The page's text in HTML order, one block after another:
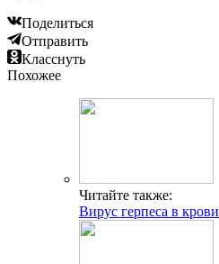
Поделиться
Отправить
Класснуть
Похожее
Читайте также:
Вирус герпеса в крови